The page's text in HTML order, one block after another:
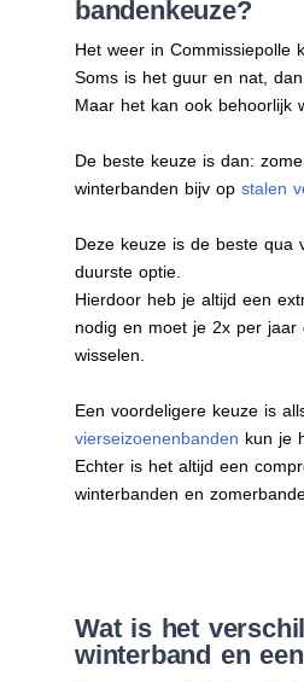
bandenkeuze?
Het weer in Commissiepolle
Soms is het guur en nat,
Maar het kan ook behoorlijk
De beste keuze is dan:
winterbanden bijv op stalen
Deze keuze is de beste qua
duurste optie.
Hierdoor heb je altijd een
nodig en moet je 2x per jaar
wisselen.
Een voordeligere keuze is
vierseizoenenbanden kun je
Echter is het altijd een
winterbanden en
Wat is het
winterband en